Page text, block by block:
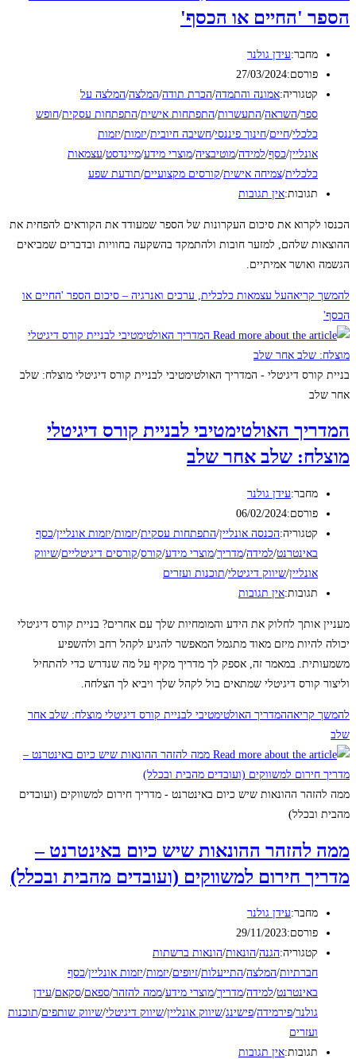
הספר 'החיים או הכסף'
מחבר:עידן גולנר
פורסם:27/03/2024
קטגוריה:אמונה והתמדה/הכרת תודה/המלצה/המלצה על
ספר/השראה/התעשרות/התפתחות אישית/התפתחות עסקית/חופש
כלכלי/חיים/חינוך פיננסי/חשיבה חיובית/יזמות/יזמות
אונליין/כסף/למידה/מוטיבציה/מוצרי מידע/מיינדסט/עצמאות
כלכלית/צמיחה אישית/קורסים מקצועיים/תודעת שפע
תגובות:אין תגובות
הכנסו לקרוא את סיכום העקרונות של הספר שמעודד את הקוראים להפחית את
ההוצאות שלהם, למזער חובות ולהתמקד בהשקעה בחוויות ובדברים שמביאים
הגשמה ואושר אמיתיים.
להמשך קריאהעל עצמאות כלכלית, ערכים ואנרגיה – סיכום הספר 'החיים או
הכסף'
בניית קורס דיגיטלי - המדריך האולטימטיבי לבניית קורס דיגיטלי מוצלח: שלב
אחר שלב
המדריך האולטימטיבי לבניית קורס דיגיטלי
מוצלח: שלב אחר שלב
מחבר:עידן גולנר
פורסם:06/02/2024
קטגוריה:הכנסה אונליין/התפתחות עסקית/יזמות/יזמות אונליין/כסף
באינטרנט/למידה/מדריך/מוצרי מידע/קורס/קורסים דיגיטליים/שיווק
אונליין/שיווק דיגיטלי/תוכנות ועזרים
תגובות:אין תגובות
מעניין אותך לחלוק את הידע והמומחיות שלך עם אחרים? בניית קורס דיגיטלי
יכולה להיות מיזם מאוד מתגמל המאפשר להגיע לקהל רחב ולהשפיע
משמעותית. במאמר זה, אספק לך מדריך מקיף על מה שנדרש כדי להתחיל
וליצור קורס דיגיטלי שמתאים בול לקהל שלך ויביא לך הצלחה.
להמשך קריאההמדריך האולטימטיבי לבניית קורס דיגיטלי מוצלח: שלב אחר
שלב
ממה להזהר ההונאות שיש כיום באינטרנט - מדריך חירום למשווקים (ועובדים
מהבית ובכלל)
ממה להזהר ההונאות שיש כיום באינטרנט –
מדריך חירום למשווקים (ועובדים מהבית ובכלל)
מחבר:עידן גולנר
פורסם:29/11/2023
קטגוריה:הגנה/הונאות/הונאות ברשתות
חברתיות/המלצה/התייעלות/זיופים/יזמות/יזמות אונליין/כסף
באינטרנט/למידה/מדריך/מוצרי מידע/ממה להזהר/ספאם/סקאם/עידן
גולנר/פירמידה/פישינג/שיווק אונליין/שיווק דיגיטלי/שיווק שותפים/תוכנות
ועזרים
תגובות:אין תגובות